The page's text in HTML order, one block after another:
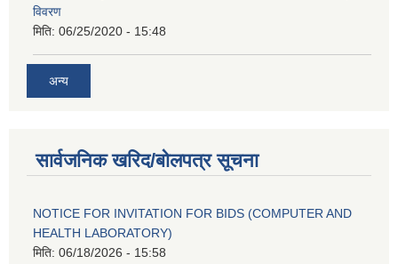
विवरण
मिति: 06/25/2020 - 15:48
अन्य
सार्वजनिक खरिद/बोलपत्र सूचना
NOTICE FOR INVITATION FOR BIDS (COMPUTER AND
HEALTH LABORATORY)
मिति: 06/18/2026 - 15:58